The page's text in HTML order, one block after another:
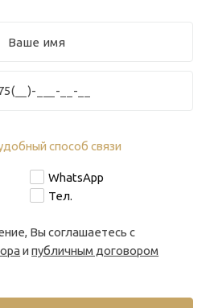
способ связи
WhatsApp
Тел.
Вы соглашаетесь с
ипубличным договором